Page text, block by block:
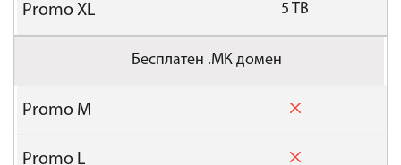
5 TB
Бесплатен .МК домен